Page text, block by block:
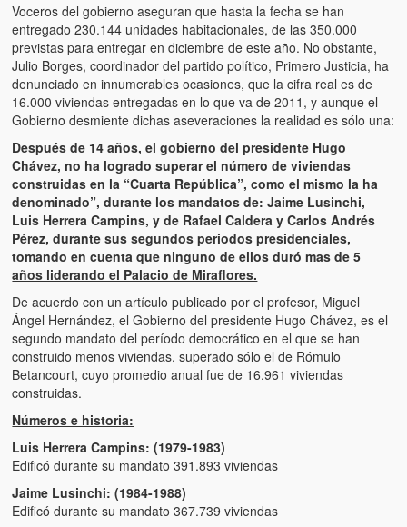
Radio Emisoras y canales de televisión clausurados por el
de Chávez hasta el 2009
Victimas del 11 de abril de 2002
Víctimas del régimen dictatorial de Chávez desde que tomó el
poder hasta el 31 de diciembre de 2009
Víctimas inocentes de la violencia castrista del 4 de Febrero de
1992
¡¡¡Miserable traidor, mira a tu pueblo!!! (Despicable traitor, look
your country!!!)
Fotos
Versos
Cuentos
Videos
Chistes
Voceros del gobierno aseguran que hasta la fecha se han
entregado 230.144 unidades habitacionales, de las 350.000
previstas para entregar en diciembre de este año. No obstante,
Julio Borges, coordinador del partido político, Primero Justicia, ha
denunciado en innumerables ocasiones, que la cifra real es de
16.000 viviendas entregadas en lo que va de 2011, y aunque el
Gobierno desmiente dichas aseveraciones la realidad es sólo una:
Después de 14 años, el gobierno del presidente Hugo
Chávez, no ha logrado superar el número de viviendas
construidas en la “Cuarta República”, como el mismo la ha
denominado”, durante los mandatos de: Jaime Lusinchi,
Luis Herrera Campins, y de Rafael Caldera y Carlos Andrés
Pérez, durante sus segundos periodos presidenciales,
tomando en cuenta que ninguno de ellos duró mas de 5
años liderando el Palacio de Miraflores.
De acuerdo con un artículo publicado por el profesor, Miguel
Ángel Hernández, el Gobierno del presidente Hugo Chávez, es el
segundo mandato del período democrático en el que se han
construido menos viviendas, superado sólo el de Rómulo
Betancourt, cuyo promedio anual fue de 16.961 viviendas
construidas.
Números e historia:
Luis Herrera Campins: (1979-1983)
Edificó durante su mandato 391.893 viviendas
Jaime Lusinchi: (1984-1988)
Edificó durante su mandato 367.739 viviendas